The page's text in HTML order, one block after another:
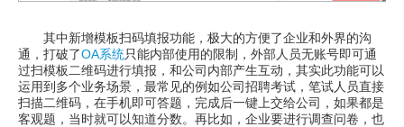
其中新增模板扫码填报功能，极大的方便了企业和外界的沟
通，打破了OA系统只能内部使用的限制，外部人员无账号即可通
过扫模板二维码进行填报，和公司内部产生互动，其实此功能可以
运用到多个业务场景，最常见的例如公司招聘考试，笔试人员直接
扫描二维码，在手机即可答题，完成后一键上交给公司，如果都是
客观题，当时就可以知道分数。再比如，企业要进行调查问卷，也